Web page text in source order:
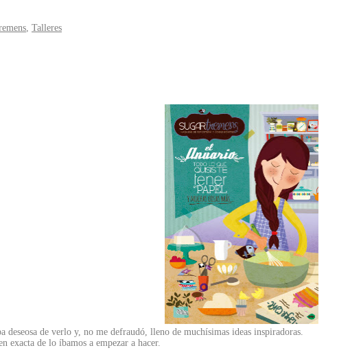
, Talleres
deseosa de verlo y, no me defraudó, lleno de muchísimas ideas inspiradoras.
exacta de lo íbamos a empezar a hacer.